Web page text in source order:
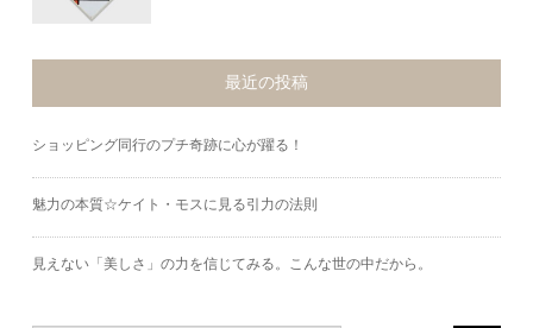
最近の投稿
ショッピング同行のプチ奇跡に心が躍る！
魅力の本質☆ケイト・モスに見る引力の法則
見えない「美しさ」の力を信じてみる。こんな世の中だから。